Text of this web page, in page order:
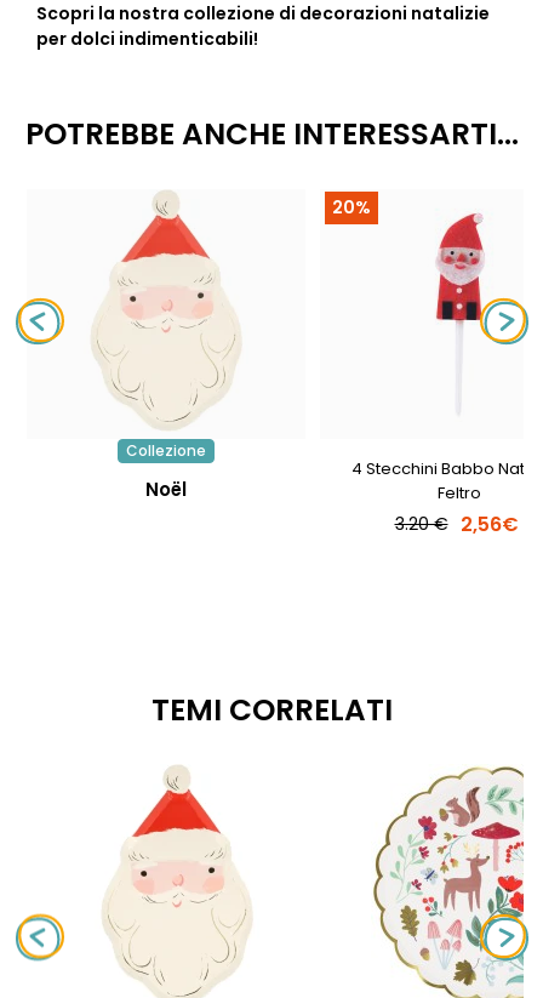
Scopri la nostra collezione di decorazioni natalizie
per dolci indimenticabili!
POTREBBE ANCHE INTERESSARTI...
Collezione
Noël
20%
4 Stecchini Babbo
Feltro
3.20 € 2,56€
TEMI CORRELATI